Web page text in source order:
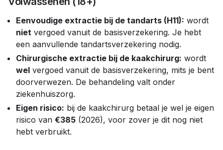
Eenvoudige extractie bij de tandarts (H11): wordt
niet vergoed vanuit de basisverzekering. Je hebt
een aanvullende tandartsverzekering nodig.
Chirurgische extractie bij de kaakchirurg: wordt
wel vergoed vanuit de basisverzekering, mits je bent
doorverwezen. De behandeling valt onder
ziekenhuiszorg.
Eigen risico: bij de kaakchirurg betaal je wel je eigen
risico van €385 (2026), voor zover je dit nog niet
hebt verbruikt.